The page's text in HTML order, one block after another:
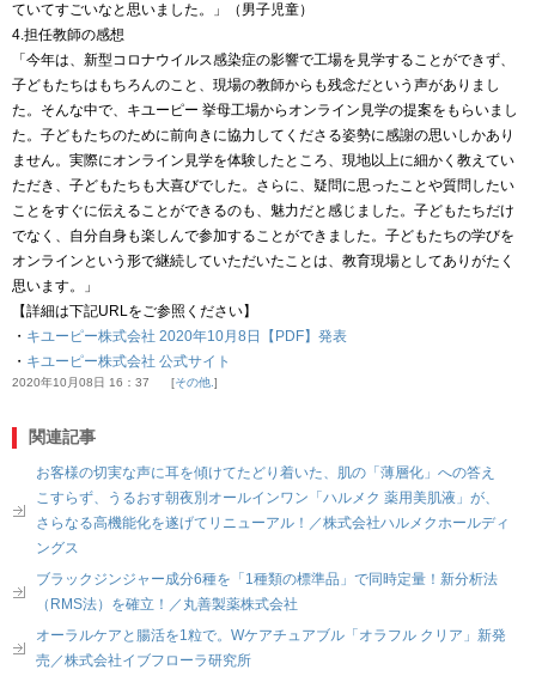
ていてすごいなと思いました。」（男子児童）
4.担任教師の感想
「今年は、新型コロナウイルス感染症の影響で工場を見学することができず、
子どもたちはもちろんのこと、現場の教師からも残念だという声がありまし
た。そんな中で、キユーピー 挙母工場からオンライン見学の提案をもらいまし
た。子どもたちのために前向きに協力してくださる姿勢に感謝の思いしかあり
ません。実際にオンライン見学を体験したところ、現地以上に細かく教えてい
ただき、子どもたちも大喜びでした。さらに、疑問に思ったことや質問したい
ことをすぐに伝えることができるのも、魅力だと感じました。子どもたちだけ
でなく、自分自身も楽しんで参加することができました。子どもたちの学びを
オンラインという形で継続していただいたことは、教育現場としてありがたく
思います。」
【詳細は下記URLをご参照ください】
・ キユーピー株式会社 2020年10月8日【PDF】発表
・ キユーピー株式会社 公式サイト
2020年10月08日 16：37 その他.
関連記事
お客様の切実な声に耳を傾けてたどり着いた、肌の「薄層化」への答え
こすらず、うるおす朝夜別オールインワン「ハルメク 薬用美肌液」が、
さらなる高機能化を遂げてリニューアル！／株式会社ハルメクホールディ
ングス
ブラックジンジャー成分6種を「1種類の標準品」で同時定量！新分析法
（RMS法）を確立！／丸善製薬株式会社
オーラルケアと腸活を1粒で。Wケアチュアブル「オラフル クリア」新発
売／株式会社イブフローラ研究所